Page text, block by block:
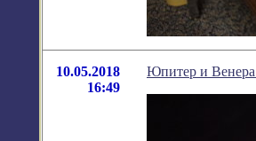
10.05.2018
16:49
Юпитер и Венера